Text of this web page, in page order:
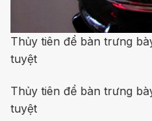
Thủy tiên để bàn trưng
tuyệt
Thủy tiên để bàn trưng
tuyệt